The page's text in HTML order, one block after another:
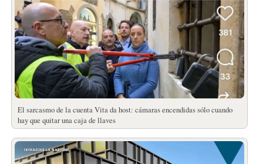
El sarcasmo de la cuenta Vita da host: cámaras encendidas sólo cuando
hay que quitar una caja de llaves